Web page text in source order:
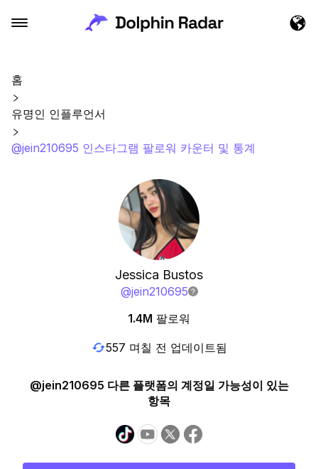
홈
유명인 인플루언서
@jein210695 인스타그램 팔로워 카운터 및 통계
Jessica Bustos
@jein210695
1.4M 팔로워
557 며칠 전 업데이트됨
@jein210695 다른 플랫폼의 계정일 가능성이 있는
항목